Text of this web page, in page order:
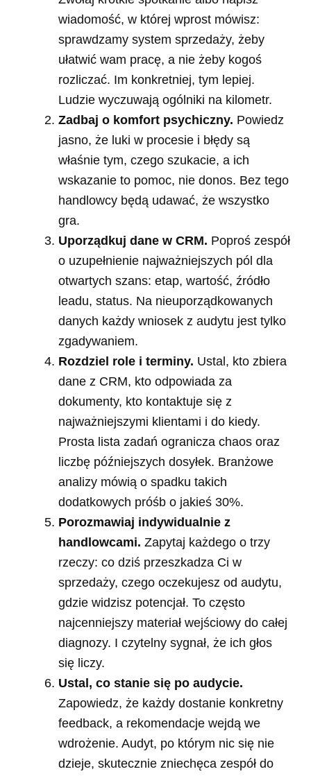
wiadomość, w której wprost mówisz:
sprawdzamy system sprzedaży, żeby
ułatwić wam pracę, a nie żeby kogoś
rozliczać. Im konkretniej, tym lepiej.
Ludzie wyczuwają ogólniki na kilometr.
Zadbaj o komfort psychiczny. Powiedz
jasno, że luki w procesie i błędy są
właśnie tym, czego szukacie, a ich
wskazanie to pomoc, nie donos. Bez tego
handlowcy będą udawać, że wszystko
gra.
Uporządkuj dane w CRM. Poproś zespół
o uzupełnienie najważniejszych pól dla
otwartych szans: etap, wartość, źródło
leadu, status. Na nieuporządkowanych
danych każdy wniosek z audytu jest tylko
zgadywaniem.
Rozdziel role i terminy. Ustal, kto zbiera
dane z CRM, kto odpowiada za
dokumenty, kto kontaktuje się z
najważniejszymi klientami i do kiedy.
Prosta lista zadań ogranicza chaos oraz
liczbę późniejszych dosyłek. Branżowe
analizy mówią o spadku takich
dodatkowych próśb o jakieś 30%.
Porozmawiaj indywidualnie z
handlowcami. Zapytaj każdego o trzy
rzeczy: co dziś przeszkadza Ci w
sprzedaży, czego oczekujesz od audytu,
gdzie widzisz potencjał. To często
najcenniejszy materiał wejściowy do całej
diagnozy. I czytelny sygnał, że ich głos
się liczy.
Ustal, co stanie się po audycie.
Zapowiedz, że każdy dostanie konkretny
feedback, a rekomendacje wejdą we
wdrożenie. Audyt, po którym nic się nie
dzieje, skutecznie zniechęca zespół do